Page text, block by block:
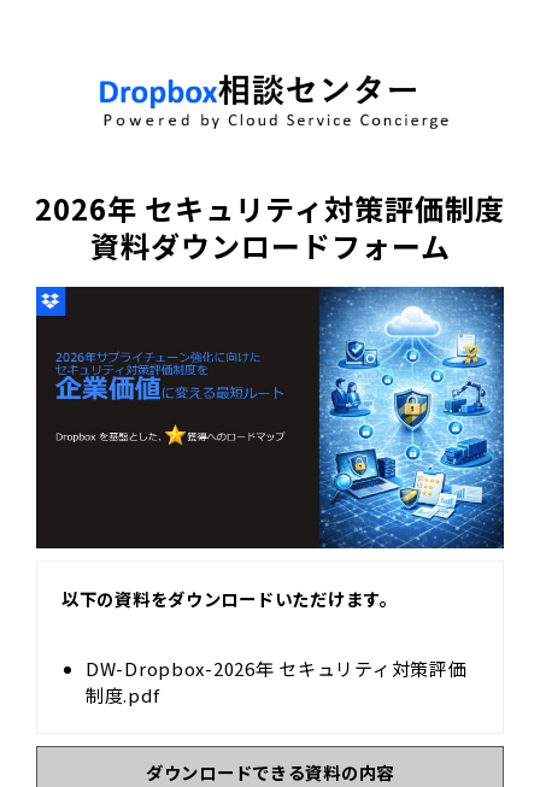
2026年 セキュリティ対策評価制度
資料ダウンロードフォーム
以下の資料をダウンロードいただけます。
DW-Dropbox-2026年 セキュリティ対策評価
制度.pdf
ダウンロードできる資料の内容